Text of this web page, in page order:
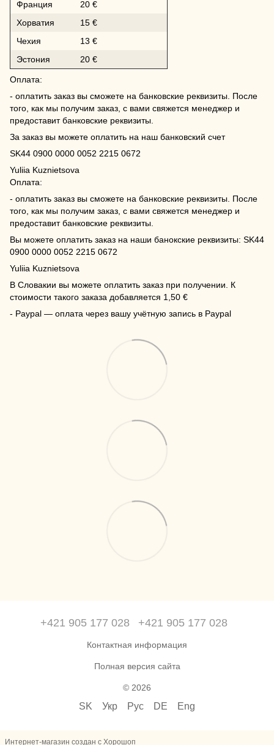
Франция
20 €
Хорватия
15 €
Чехия
13 €
Эстония
20 €
Оплата:
- оплатить заказ вы сможете на банковские реквизиты. После
того, как мы получим заказ, с вами свяжется менеджер и
предоставит банковские реквизиты.
За заказ вы можете оплатить на наш банковский счет
SK44 0900 0000 0052 2215 0672
Yuliia Kuznietsova
Оплата:
- оплатить заказ вы сможете на банковские реквизиты. После
того, как мы получим заказ, с вами свяжется менеджер и
предоставит банковские реквизиты.
Вы можете оплатить заказ на наши банокские реквизиты: SK44
0900 0000 0052 2215 0672
Yuliia Kuznietsova
В Словакии вы можете оплатить заказ при получении. К
стоимости такого заказа добавляется 1,50 €
- Paypal — оплата через вашу учётную запись в Paypal
+421 905 177 028 +421 905 177 028
Контактная информация
Полная версия сайта
© 2026
SK Укр Рус DE Eng
Интернет-магазин создан с Хорошоп